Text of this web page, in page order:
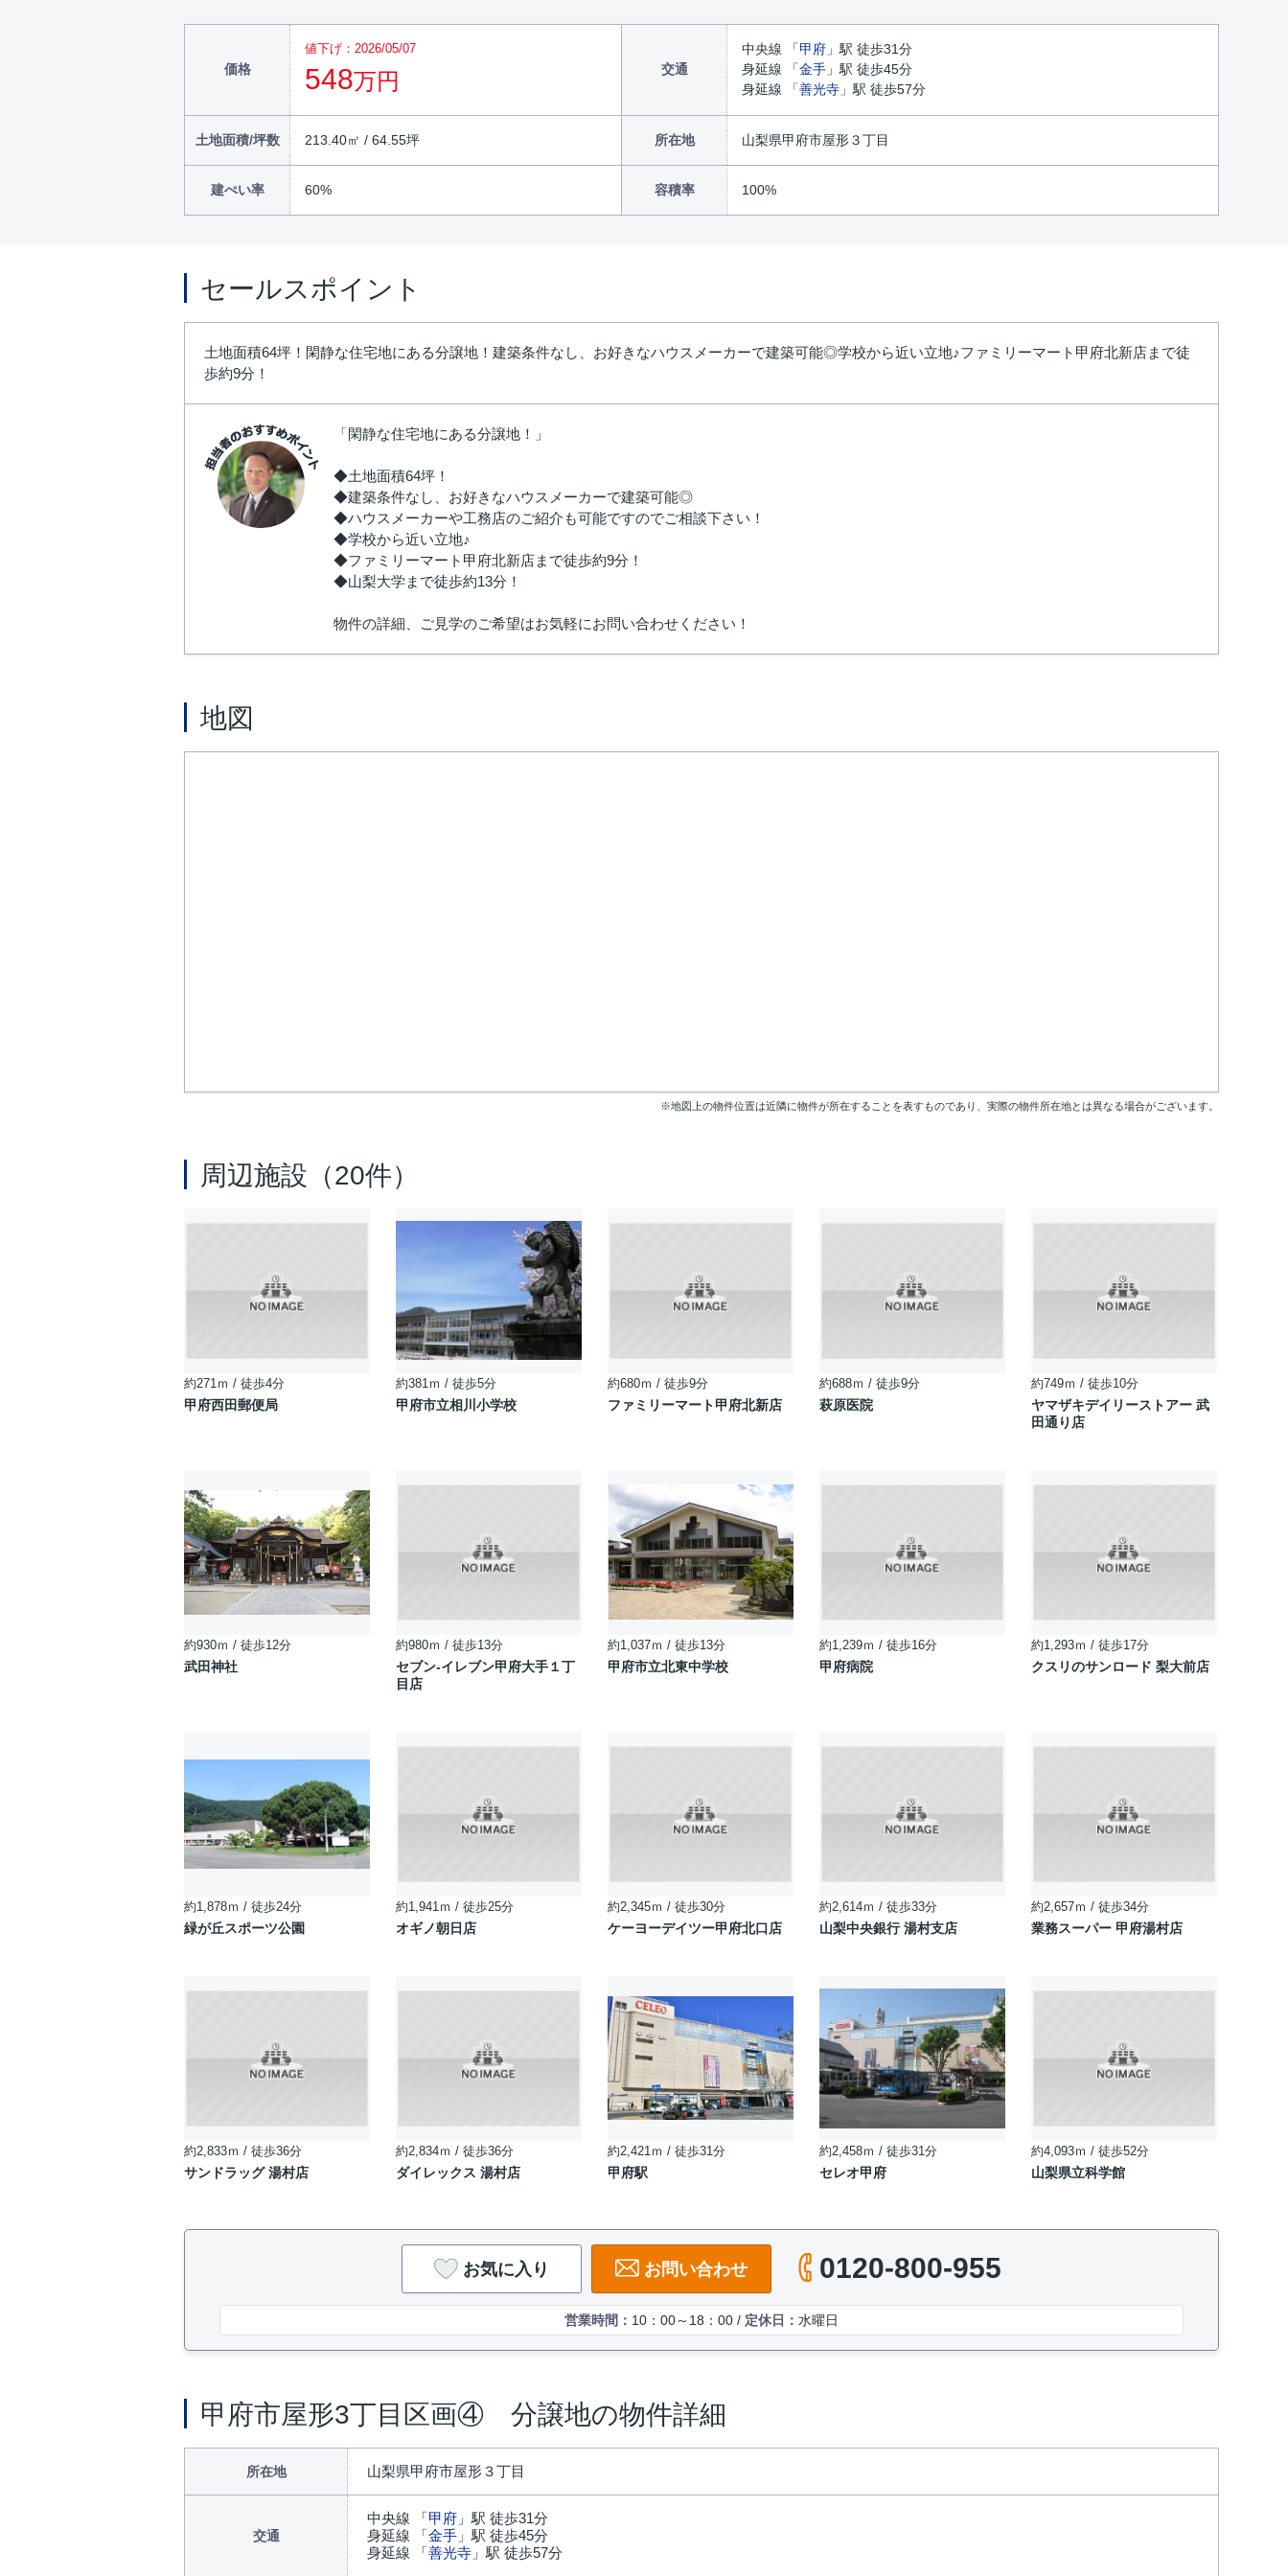
価格
値下げ：2026/05/07
548万円 交通
中央線 「甲府 」駅 徒歩31分
身延線 「金手 」駅 徒歩45分
身延線 「善光寺 」駅 徒歩57分
土地面積/坪数 213.40㎡ / 64.55坪 所在地 山梨県甲府市屋形３丁目
建ぺい率 60% 容積率 100%
セールスポイント
土地面積64坪！閑静な住宅地にある分譲地！建築条件なし、お好きなハウスメーカーで建築可能◎学校から近い立地♪ファミリーマート甲府北新店まで徒
歩約9分！
「閑静な住宅地にある分譲地！」
◆土地面積64坪！
◆建築条件なし、お好きなハウスメーカーで建築可能◎
◆ハウスメーカーや工務店のご紹介も可能ですのでご相談下さい！
◆学校から近い立地♪
◆ファミリーマート甲府北新店まで徒歩約9分！
◆山梨大学まで徒歩約13分！
物件の詳細、ご見学のご希望はお気軽にお問い合わせください！
地図
※地図上の物件位置は近隣に物件が所在することを表すものであり、実際の物件所在地とは異なる場合がございます。
周辺施設（20件）
約271ｍ / 徒歩4分
甲府西田郵便局
約381ｍ / 徒歩5分
甲府市立相川小学校
約680ｍ / 徒歩9分
ファミリーマート甲府北新店
約688ｍ / 徒歩9分
萩原医院
約749ｍ / 徒歩10分
ヤマザキデイリーストアー 武
田通り店
約930ｍ / 徒歩12分
武田神社
約980ｍ / 徒歩13分
セブン-イレブン甲府大手１丁
目店
約1,037ｍ / 徒歩13分
甲府市立北東中学校
約1,239ｍ / 徒歩16分
甲府病院
約1,293ｍ / 徒歩17分
クスリのサンロード 梨大前店
約1,878ｍ / 徒歩24分
緑が丘スポーツ公園
約1,941ｍ / 徒歩25分
オギノ朝日店
約2,345ｍ / 徒歩30分
ケーヨーデイツー甲府北口店
約2,614ｍ / 徒歩33分
山梨中央銀行 湯村支店
約2,657ｍ / 徒歩34分
業務スーパー 甲府湯村店
約2,833ｍ / 徒歩36分
サンドラッグ 湯村店
約2,834ｍ / 徒歩36分
ダイレックス 湯村店
約2,421ｍ / 徒歩31分
甲府駅
約2,458ｍ / 徒歩31分
セレオ甲府
約4,093ｍ / 徒歩52分
山梨県立科学館
お気に入り お問い合わせ 0120-800-955
営業時間： 10：00～18：00 / 定休日： 水曜日
甲府市屋形3丁目区画④ 分譲地の物件詳細
所在地 山梨県甲府市屋形３丁目
交通
中央線 「甲府 」駅 徒歩31分
身延線 「金手 」駅 徒歩45分
身延線 「善光寺 」駅 徒歩57分